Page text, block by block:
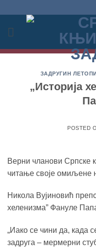
садржај
ЗАДРУГИН
„Историја
POSTED
Верни чланови Српске
читање своје омиљене
Никола Вујиновић
хеленизма” Фануле
„Иако се чини да, када
задруга – мермерни